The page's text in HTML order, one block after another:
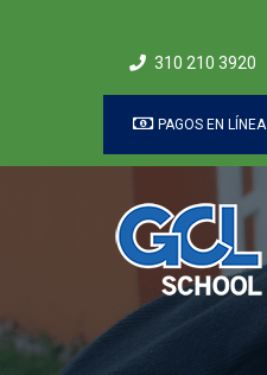
310 210 3920
PAGOS EN LÍNEA